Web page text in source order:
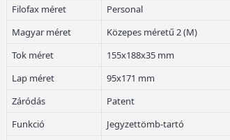
Filofax méret
Personal
Magyar méret
Közepes méretű 2 (M)
Tok méret
155x188x35 mm
Lap méret
95x171 mm
Záródás
Patent
Funkció
Jegyzettömb-tartó